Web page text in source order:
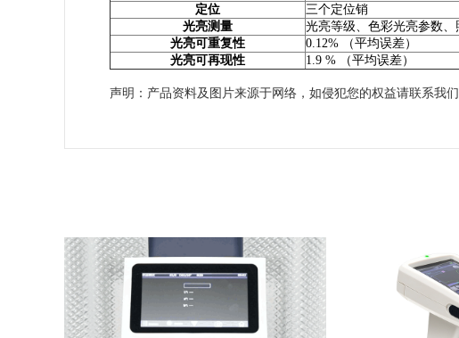
定位
三个定位销
光亮测量
光亮等级、色彩光亮参数、
光亮可重复性
0.12% （平均误差）
光亮可再现性
1.9 % （平均误差）
声明：产品资料及图片来源于网络，如侵犯您的权益请联系我们